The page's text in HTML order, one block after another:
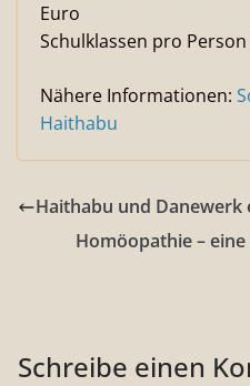
Euro
Schulklassen pro Person
Nähere Informationen:
Haithabu
Haithabu und
Homöopathie –
Schreibe einen